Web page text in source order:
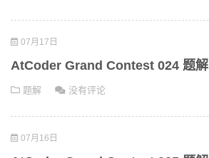
07月17日
AtCoder Grand Contest 024 题解
题解 没有评论
07月16日